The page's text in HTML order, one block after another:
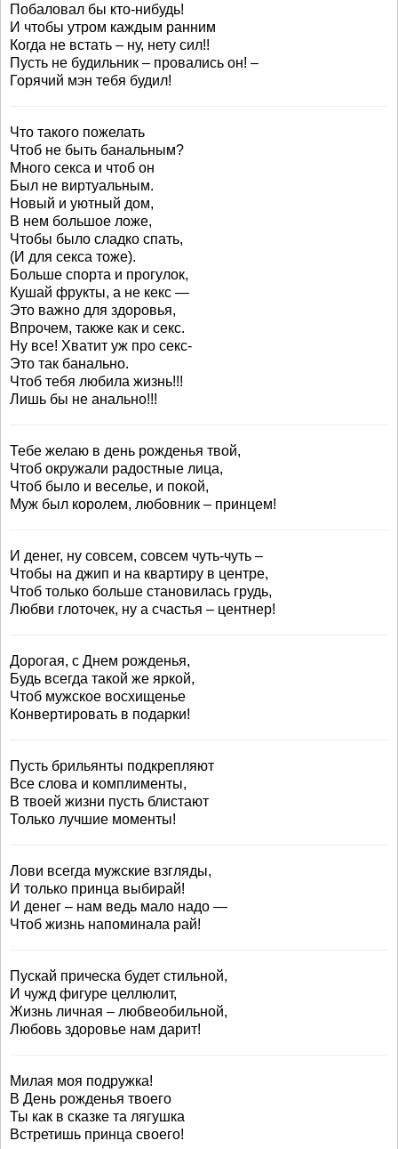
Побаловал бы кто-нибудь!
И чтобы утром каждым ранним
Когда не встать – ну, нету сил!!
Пусть не будильник – провались он! –
Горячий мэн тебя будил!
Что такого пожелать
Чтоб не быть банальным?
Много секса и чтоб он
Был не виртуальным.
Новый и уютный дом,
В нем большое ложе,
Чтобы было сладко спать,
(И для секса тоже).
Больше спорта и прогулок,
Кушай фрукты, а не кекс —
Это важно для здоровья,
Впрочем, также как и секс.
Ну все! Хватит уж про секс-
Это так банально.
Чтоб тебя любила жизнь!!!
Лишь бы не анально!!!
Тебе желаю в день рожденья твой,
Чтоб окружали радостные лица,
Чтоб было и веселье, и покой,
Муж был королем, любовник – принцем!
И денег, ну совсем, совсем чуть-чуть –
Чтобы на джип и на квартиру в центре,
Чтоб только больше становилась грудь,
Любви глоточек, ну а счастья – центнер!
Дорогая, с Днем рожденья,
Будь всегда такой же яркой,
Чтоб мужское восхищенье
Конвертировать в подарки!
Пусть брильянты подкрепляют
Все слова и комплименты,
В твоей жизни пусть блистают
Только лучшие моменты!
Лови всегда мужские взгляды,
И только принца выбирай!
И денег – нам ведь мало надо —
Чтоб жизнь напоминала рай!
Пускай прическа будет стильной,
И чужд фигуре целлюлит,
Жизнь личная – любвеобильной,
Любовь здоровье нам дарит!
Милая моя подружка!
В День рожденья твоего
Ты как в сказке та лягушка
Встретишь принца своего!